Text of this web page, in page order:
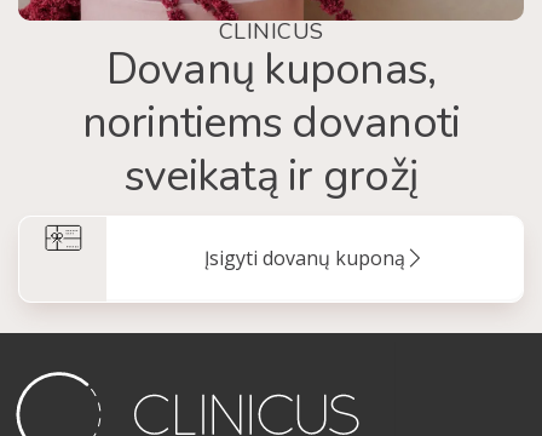
CLINICUS
Dovanų kuponas,
norintiems dovanoti
sveikatą ir grožį
Įsigyti dovanų kuponą